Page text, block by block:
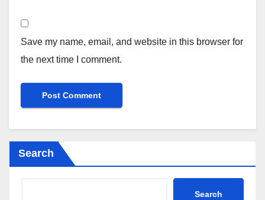
Save my name, email, and website in this browser for
the next time I comment.
Search
Search